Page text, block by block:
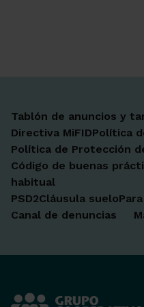
Tablón de anuncios y
Directiva MiFIDPolítica
Política de Protección
Código de buenas
habitual
PSD2Cláusula suelo
Canal de denuncias